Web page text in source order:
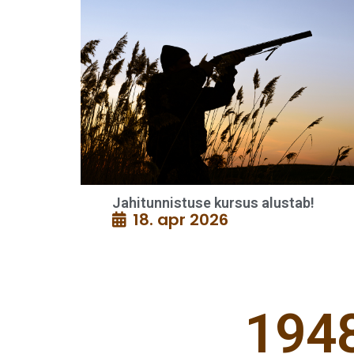
Jahitunnistuse kursus alustab!
18. apr 2026